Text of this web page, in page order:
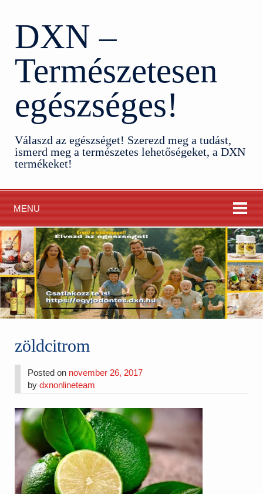
DXN –
Természetesen
egészséges!
Válaszd az egészséget! Szerezd meg a tudást,
ismerd meg a természetes lehetőségeket, a DXN
termékeket!
MENU
zöldcitrom
Posted on november 26, 2017
bydxnonlineteam